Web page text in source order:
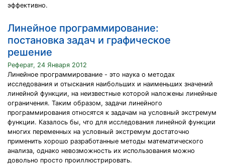
эффективно.
Линейное программирование:
постановка задач и графическое
решение
Реферат, 24 Января 2012
Линейное программирование - это наука о методах
исследования и отыскания наибольших и наименьших значений
линейной функции, на неизвестные которой наложены линейные
ограничения. Таким образом, задачи линейного
программирования относятся к задачам на условный экстремум
функции. Казалось бы, что для исследования линейной функции
многих переменных на условный экстремум достаточно
применить хорошо разработанные методы математического
анализа, однако невозможность их использования можно
довольно просто проиллюстрировать.